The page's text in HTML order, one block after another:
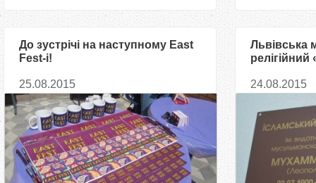
До зустрічі на наступному East
Fest-і!
25.08.2015
Львівська
24.08.2015